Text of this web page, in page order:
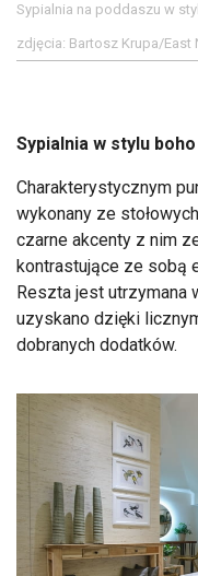
Sypialnia na poddaszu w
zdjęcia: Bartosz Krupa/East
Sypialnia w stylu
Charakterystycznym
wykonany ze
czarne akcenty z nim
kontrastujące ze sobą
Reszta jest utrzymana
uzyskano dzięki
dobranych dodatków.